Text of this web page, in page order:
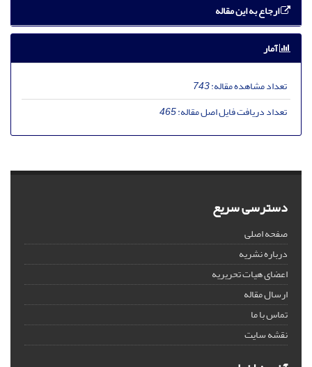
ارجاع به این مقاله
آمار
تعداد مشاهده مقاله:743
تعداد دریافت فایل اصل مقاله:465
دسترسی سریع
صفحه اصلی
درباره نشریه
اعضای هیات تحریریه
ارسال مقاله
تماس با ما
نقشه سایت